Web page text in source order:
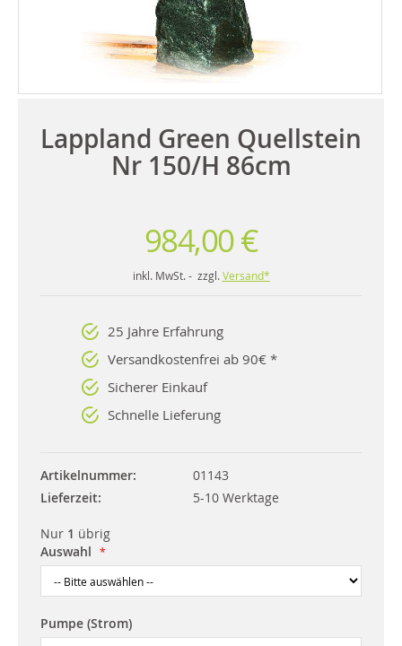
Lappland Green Quellstein
Nr 150/H 86cm
984,00 €
inkl. MwSt. - zzgl. Versand*
25 Jahre Erfahrung
Versandkostenfrei ab 90€ *
Sicherer Einkauf
Schnelle Lieferung
Artikelnummer
01143
Lieferzeit
5-10 Werktage
Nur 1 übrig
Auswahl
Pumpe (Strom)